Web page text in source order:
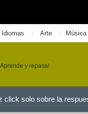
Idiomas | Arte | Música
y repasa!
click solo sobre la